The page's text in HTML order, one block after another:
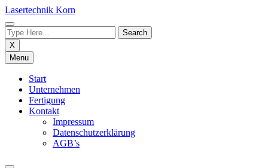
Skip
to
content
Lasertechnik Korn
X
Menu
Start
Unternehmen
Fertigung
Kontakt
Impressum
Datenschutzerklärung
AGB’s